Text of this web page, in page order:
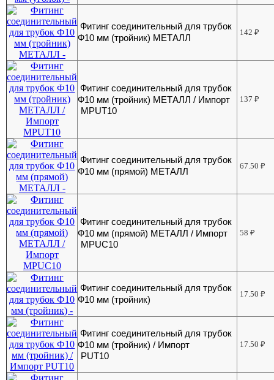
Фитинг соединительный для трубок
Ф10 мм (тройник) МЕТАЛЛ
142₽
Фитинг соединительный для трубок
Ф10 мм (тройник) МЕТАЛЛ / Импорт
MPUT10
137₽
Фитинг соединительный для трубок
Ф10 мм (прямой) МЕТАЛЛ
67.50₽
Фитинг соединительный для трубок
Ф10 мм (прямой) МЕТАЛЛ / Импорт
MPUC10
58₽
Фитинг соединительный для трубок
Ф10 мм (тройник)
17.50₽
Фитинг соединительный для трубок
Ф10 мм (тройник) / Импорт
PUT10
17.50₽